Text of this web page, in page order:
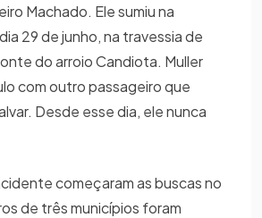
Machado. Ele sumiu na
29 de junho, na travessia de
do arroio Candiota. Muller
com outro passageiro que
Desde esse dia, ele nunca
começaram as buscas no
de três municípios foram